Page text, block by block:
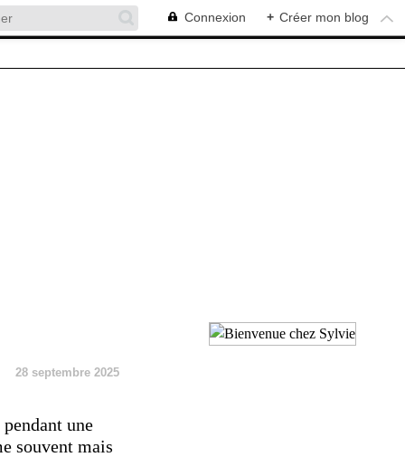
Connexion + Créer mon blog
28 septembre 2025
une
souvent mais